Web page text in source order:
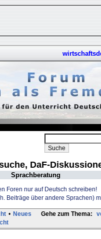
DaF-
Sprachberatung
Foren nur auf Deutsch schreiben!
Beiträge über andere Sprachen)
Gehe zum Thema:
• Neues